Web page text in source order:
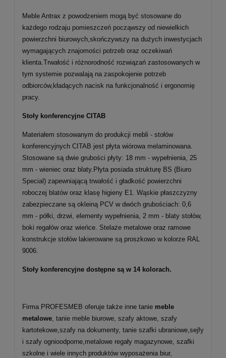
Meble Antrax z powodzeniem mogą być stosowane do
każdego rodzaju pomieszczeń począwszy od niewielkich
powierzchni biurowych,skończywszy na dużych inwestycjach
wymagających znajomości potrzeb oraz oczekiwań
klienta.Trwałość i różnorodność rozwiązań zastosowanych w
tym systemie pozwalają na zaspokojenie potrzeb
odbiorców,kładących nacisk na funkcjonalność i ergonomię
pracy.
Stoły konferencyjne CITAB
Materiałem stosowanym do produkcji mebli - stołów
konferencyjnych CITAB jest płyta wiórowa melaminowana.
Stosowane są dwie grubości płyty: 18 mm - wypełnienia, 25
mm - wieniec oraz blaty.Płyta posiada strukturę BS (Biuro
Special) zapewniającą trwałość i gładkość powierzchni
roboczej blatów oraz klasę higieny E1. Wąskie płaszczyzny
zabezpieczane są okleiną PCV w dwóch grubościach: 0,6
mm - półki, drzwi, elementy wypełnienia, 2 mm - blaty stołów,
boki regałów oraz wieńce. Stelaże metalowe oraz ramowe
konstrukcje stołów lakierowane są proszkowo w kolorze RAL
9006.
Stoły konferencyjne dostępne są w 14 kolorach.
Firma PROFESMEB oferuje także inne tanie meble
metalowe , tanie meble biurowe, szafy aktowe, szafy
kartotekowe,szafy na dokumenty, tanie szafki ubraniowe,sejfy
i szafy ognioodporne,metalowe regały magazynowe, szafki
szkolne i wiele innych produktów wyposażenia biur,